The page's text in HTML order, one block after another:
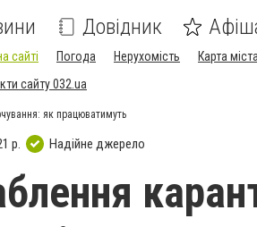
Довідник
сайті Погода Нерухомість Карта міста
сайту 032.ua
як працюватимуть
р. Надійне джерело